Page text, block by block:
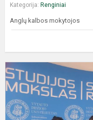
Kategorija: Renginiai
Anglų kalbos mokytojos